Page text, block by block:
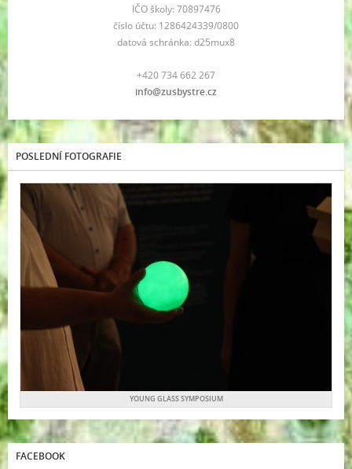
IČO školy: 70897476
číslo účtu: 1286424339/0800
datová schránka: d25mux8
+420 734 662 267
info@zusbystre.cz
POSLEDNÍ FOTOGRAFIE
YOUNG GLASS SYMPOSIUM
FACEBOOK